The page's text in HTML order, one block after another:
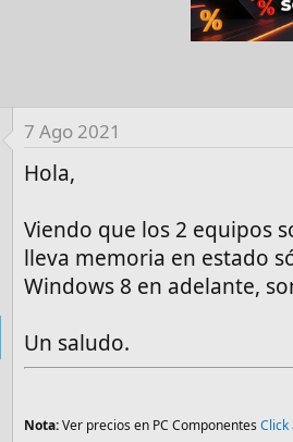
7 Ago 2021
Hola,
Viendo que los 2 equipos
lleva memoria en estado
Windows 8 en adelante,
Un saludo.
Nota:Ver precios en PC ComponentesClick